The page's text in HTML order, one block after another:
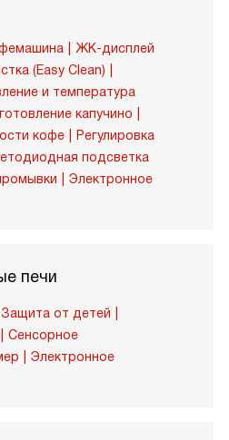
ЖК-дисплей
(Easy Clean)
и температура
капучино
кофе
Регулировка
подсветка
Электронное
печи
Защита от детей
Сенсорное
Электронное